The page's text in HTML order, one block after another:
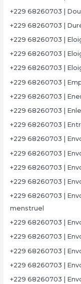
+229 68260703 |
+229 68260703 |
+229 68260703 |
+229 68260703 |
+229 68260703 |
+229 68260703 |
+229 68260703 |
+229 68260703 |
+229 68260703 |
+229 68260703 |
+229 68260703 |
+229 68260703 |
+229 68260703 |
+229 68260703 |
menstruel
+229 68260703 |
+229 68260703 |
+229 68260703 |
+229 68260703 |
+229 68260703 |